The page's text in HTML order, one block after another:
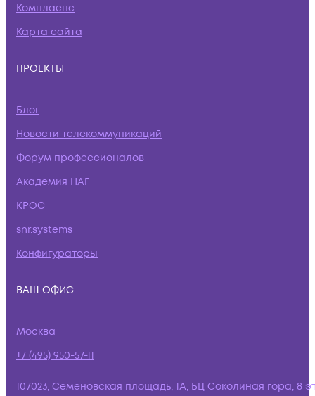
Комплаенс
Карта сайта
ПРОЕКТЫ
Блог
Новости телекоммуникаций
Форум профессионалов
Академия НАГ
КРОС
snr.systems
Конфигураторы
ВАШ ОФИС
Москва
+7 (495) 950-57-11
107023, Семёновская площадь, 1А, БЦ Соколиная гора, 8